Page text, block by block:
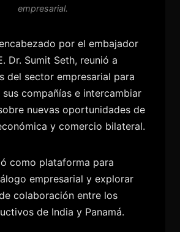
empresarial.
por el embajador
Dr. Sumit Seth, reunió a
del sector empresarial para
compañías e intercambiar
nuevas oportunidades de
y comercio bilateral.
como plataforma para
empresarial y explorar
colaboración entre los
de India y Panamá.